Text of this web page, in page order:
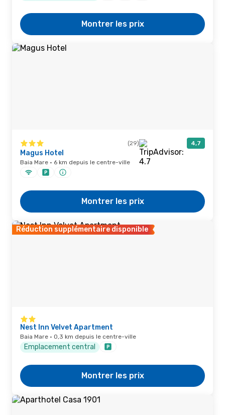
Montrer les prix
(29) 4,7
Magus Hotel
Baia Mare · 6 km depuis le centre-ville
Montrer les prix
Réduction supplémentaire disponible
Nest Inn Velvet Apartment
Baia Mare · 0,3 km depuis le centre-ville
Emplacement central
Montrer les prix